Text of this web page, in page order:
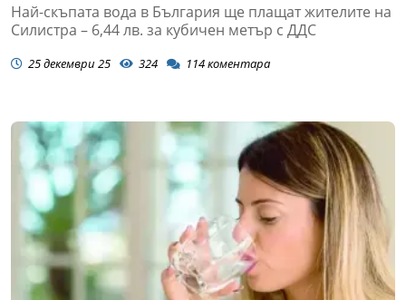
Най-скъпата вода в България ще плащат жителите на
Силистра – 6,44 лв. за кубичен метър с ДДС
25 декември 25 324 114коментара